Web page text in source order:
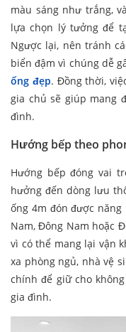
màu sáng như trắng,
lựa chọn lý tưởng để
Ngược lại, nên tránh
biển đậm vì chúng dễ
ống đẹp. Đồng thời,
gia chủ sẽ giúp mang
đình.
Hướng bếp theo
Hướng bếp đóng vai
hưởng đến dòng lưu
ống 4m​ đón được
Nam, Đông Nam hoặc
vì có thể mang lại vận
xa phòng ngủ, nhà vệ
chính để giữ cho
gia đình.